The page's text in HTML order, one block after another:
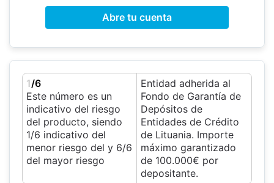
Abre tu cuenta
1/6
Este número es un
indicativo del riesgo
del producto, siendo
1/6 indicativo del
menor riesgo del y 6/6
del mayor riesgo
Entidad adherida al
Fondo de Garantía de
Depósitos de
Entidades de Crédito
de Lituania. Importe
máximo garantizado
de 100.000€ por
depositante.